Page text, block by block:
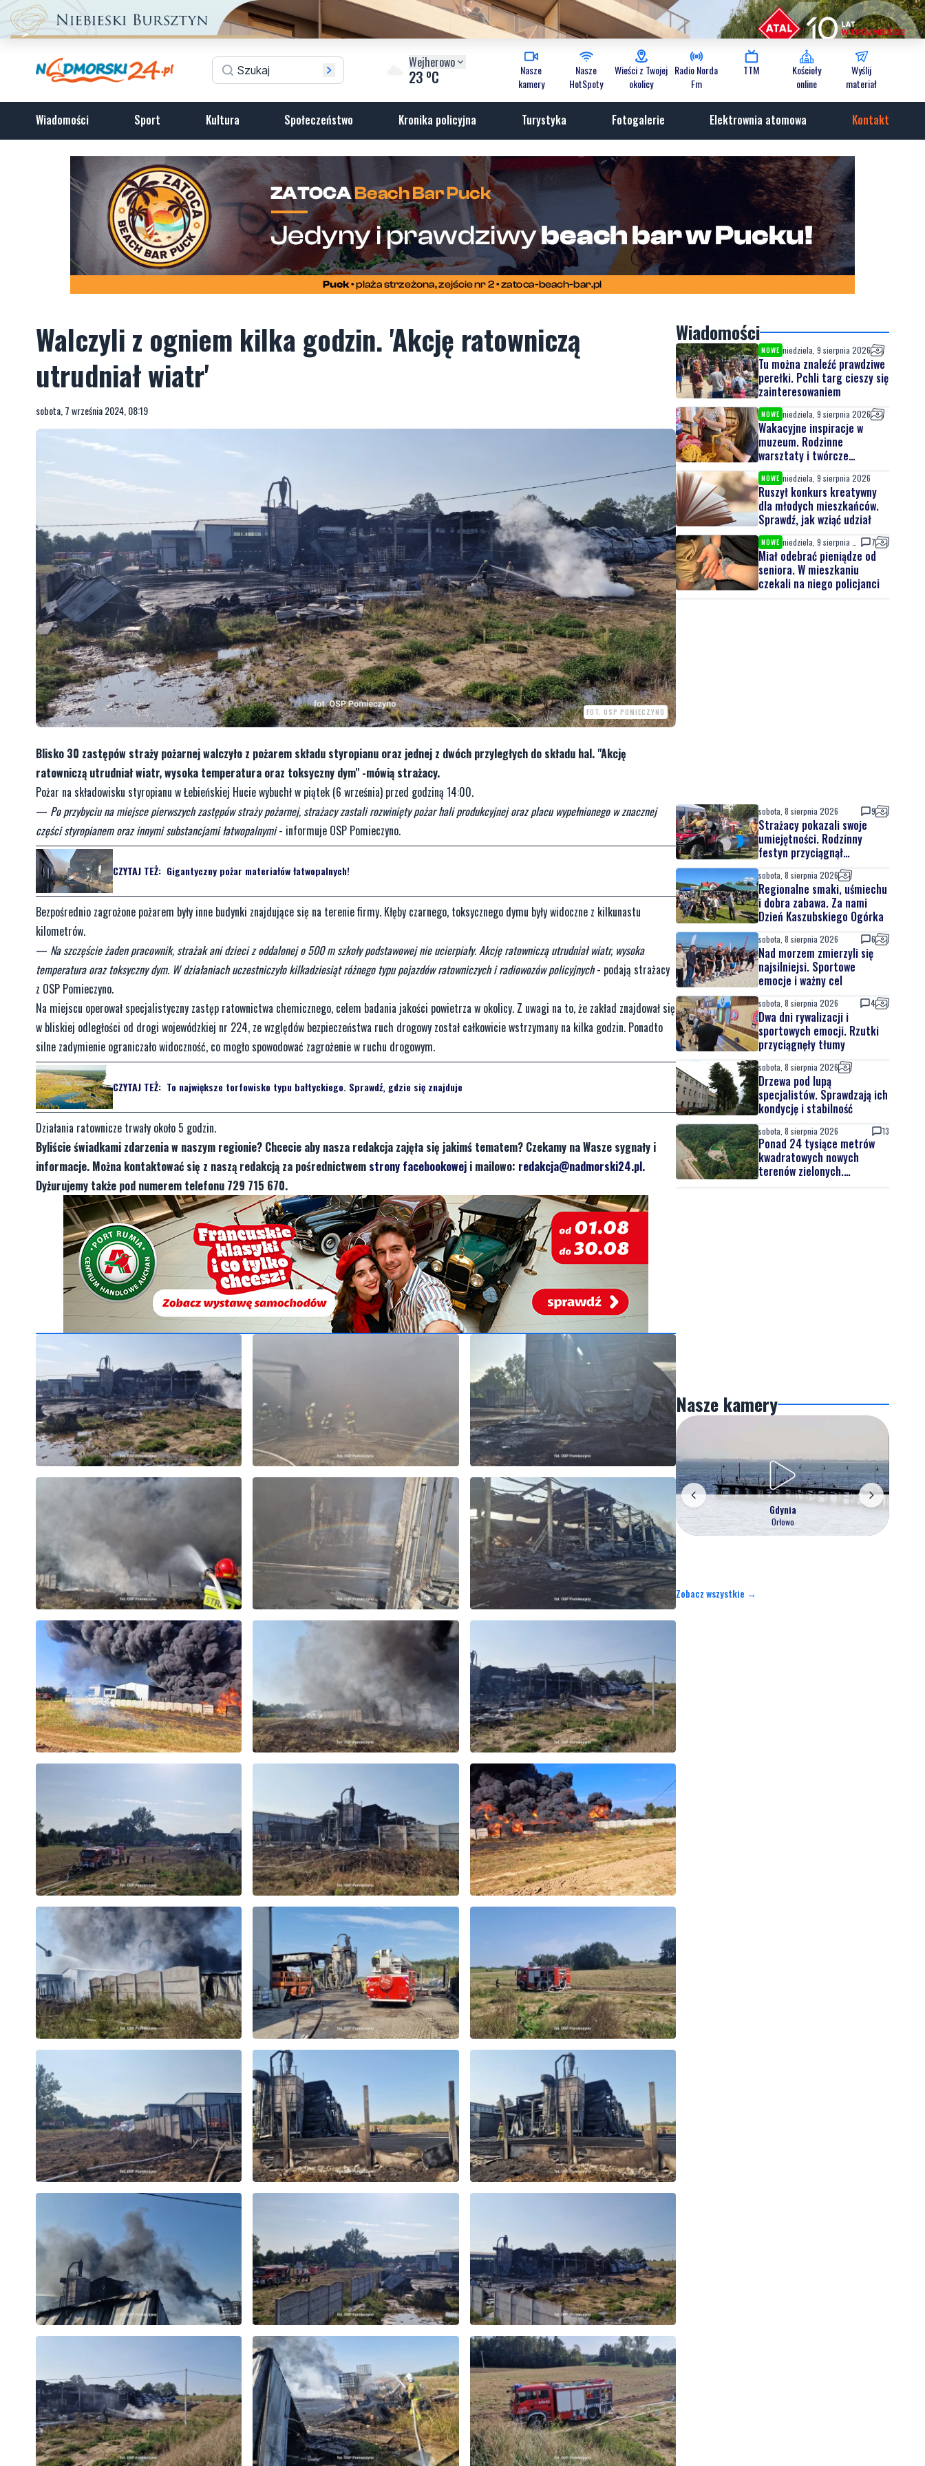
Wejherowo
23 oC
Nasze
kamery
Nasze
HotSpoty
Wieści z Twojej
okolicy
Radio Norda
Fm
TTM
Kościoły
online
Wyślij
materiał
Wiadomości Sport Kultura Społeczeństwo Kronika policyjna Turystyka Fotogalerie Elektrownia atomowa Kontakt
Walczyli z ogniem kilka godzin. 'Akcję ratowniczą
utrudniał wiatr'
sobota, 7 września 2024, 08:19
FOT. OSP POMIECZYNO
Blisko 30 zastępów straży pożarnej walczyło z pożarem składu styropianu oraz jednej z dwóch przyległych do składu hal. "Akcję
ratowniczą utrudniał wiatr, wysoka temperatura oraz toksyczny dym" -mówią strażacy.
Pożar na składowisku styropianu w Łebieńskiej Hucie wybuchł w piątek (6 września) przed godziną 14:00.
— Po przybyciu na miejsce pierwszych zastępów straży pożarnej, strażacy zastali rozwinięty pożar hali produkcyjnej oraz placu wypełnionego w znacznej
części styropianem oraz innymi substancjami łatwopalnymi- informuje OSP Pomieczyno.
CZYTAJ TEŻ: Gigantyczny pożar materiałów łatwopalnych!
Bezpośrednio zagrożone pożarem były inne budynki znajdujące się na terenie firmy. Kłęby czarnego, toksycznego dymu były widoczne z kilkunastu
kilometrów.
— Na szczęście żaden pracownik, strażak ani dzieci z oddalonej o 500 m szkoły podstawowej nie ucierpiały. Akcję ratowniczą utrudniał wiatr, wysoka
temperatura oraz toksyczny dym. W działaniach uczestniczyło kilkadziesiąt różnego typu pojazdów ratowniczych i radiowozów policyjnych- podają strażacy
z OSP Pomieczyno.
Na miejscu operował specjalistyczny zastęp ratownictwa chemicznego, celem badania jakości powietrza w okolicy. Z uwagi na to, że zakład znajdował się
w bliskiej odległości od drogi wojewódzkiej nr 224, ze względów bezpieczeństwa ruch drogowy został całkowicie wstrzymany na kilka godzin. Ponadto
silne zadymienie ograniczało widoczność, co mogło spowodować zagrożenie w ruchu drogowym.
CZYTAJ TEŻ: To największe torfowisko typu bałtyckiego. Sprawdź, gdzie się znajduje
Działania ratownicze trwały około 5 godzin.
Byliście świadkami zdarzenia w naszym regionie? Chcecie aby nasza redakcja zajęła się jakimś tematem? Czekamy na Wasze sygnały i
informacje. Można kontaktować się z naszą redakcją za pośrednictwem strony facebookowej i mailowo: redakcja@nadmorski24.pl.
Dyżurujemy także pod numerem telefonu 729 715 670.
Wiadomości
NOWE niedziela, 9 sierpnia 2026
Tu można znaleźć prawdziwe
perełki. Pchli targ cieszy się
zainteresowaniem
NOWE niedziela, 9 sierpnia 2026
Wakacyjne inspiracje w
muzeum. Rodzinne
warsztaty i twórcze
spotkania
NOWE niedziela, 9 sierpnia 2026
Ruszył konkurs kreatywny
dla młodych mieszkańców.
Sprawdź, jak wziąć udział
NOWE 7
Miał odebrać pieniądze od
seniora. W mieszkaniu
czekali na niego policjanci
sobota, 8 sierpnia 2026 9
Strażacy pokazali swoje
umiejętności. Rodzinny
festyn przyciągnął
mieszkańców oraz gości
sobota, 8 sierpnia 2026
Regionalne smaki, uśmiechu
i dobra zabawa. Za nami
Dzień Kaszubskiego Ogórka
sobota, 8 sierpnia 2026 6
Nad morzem zmierzyli się
najsilniejsi. Sportowe
emocje i ważny cel
sobota, 8 sierpnia 2026 4
Dwa dni rywalizacji i
sportowych emocji. Rzutki
przyciągnęły tłumy
sobota, 8 sierpnia 2026
Drzewa pod lupą
specjalistów. Sprawdzają ich
kondycję i stabilność
sobota, 8 sierpnia 2026 13
Ponad 24 tysiące metrów
kwadratowych nowych
terenów zielonych.
Powstanie nowa przestrzeń
Nasze kamery
Gdynia
Orłowo
Zobacz wszystkie →